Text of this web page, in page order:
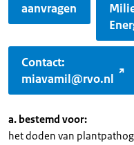
aanvragen
Contact:
miavamil@rvo.nl
a. bestemd voor:
het doden van